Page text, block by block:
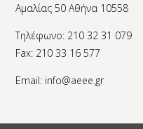
Αμαλίας 50 Αθήνα 10558
Τηλέφωνο: 210 32 31 079
Fax: 210 33 16 577
Email: info@aeee.gr